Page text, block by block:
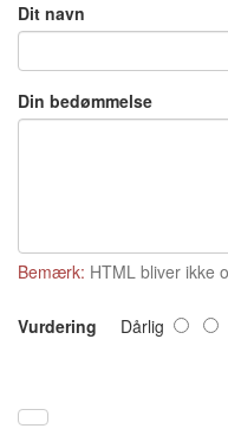
Dit navn
Din bedømmelse
Bemærk: HTML bliver ikke
Vurdering Dårlig